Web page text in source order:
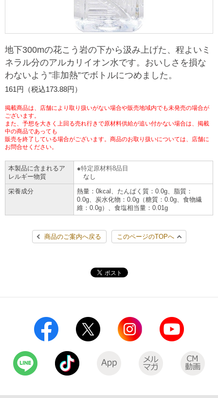
食の安全・安心への取組み
ギフト
プリペイドカード・金券
ニンテンドー・ダウンロードカード
マルチコピー機でできることトップ
コピー
プリント
スキャン
ファクス
チケット
プリペイドサービス
スポーツ振興くじ
行政サービス
学び・教育
宅配便
切手・はがき・印紙
セブン銀行ATM
ご利用可能なお支払い方法
スマホプリペイド
レジでApple Accountにチャージ
オンラインフォトサービス
コインランドリー（店舗限定）
自転車シェアリング（店舗限定）
モバイルバッテリーシェアリング（店舗限定）
モバイルWi-Fiバッテリーシェアリング（店舗限定）
チケットサービス
セブンチケット
イープラス
JTB
セブン‐イレブンでお受取り
セブンネットショッピング
企業理念
会社概要
貸借対照表・損益計算書
沿革
国内店舗数
売上高、店舗数推移
セブン‐イレブンの海外事業
データで見るセブン‐イレブン
セブン‐イレブンの「商品力」
セブン-イレブンの横顔
セブン-イレブンの歴史
サステナビリティトップ
セブン＆アイ・ホールディングスの重点課題
サステナビリティ活動基本方針
サステナビリティ推進体制
GREEN CHALLENGE 2050
4VISIONS
サステナビリティニュース
サステナビリティレポート
報告書ライブラリー
加盟店オーナー募集 物件募集・購入
アルバイト情報
店舗検索
お問い合わせ
Language
English (Corporate)
English (Services)
简体中文(服务)
한국어(서비스)
地下300mの花こう岩の下から汲み上げた、程よいミ
ネラル分のアルカリイオン水です。おいしさを損な
わないよう”非加熱”でボトルにつめました。
161円（税込173.88円）
掲載商品は、店舗により取り扱いがない場合や販売地域内でも未発売の場合が
ございます。
また、予想を大きく上回る売れ行きで原材料供給が追い付かない場合は、掲載
中の商品であっても
販売を終了している場合がございます。商品のお取り扱いについては、店舗に
お問合せください。
本製品に含まれるア
レルギー物質
特定原材料8品目
なし
栄養成分
熱量：0kcal、たんぱく質：0.0g、脂質：
0.0g、炭水化物：0.0g（糖質：0.0g、食物繊
維：0.0g）、食塩相当量：0.01g
商品のご案内へ戻る このページのTOPへ